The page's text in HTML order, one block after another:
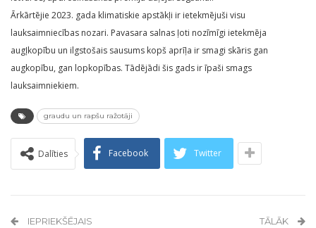
Ārkārtējie 2023. gada klimatiskie apstākļi ir ietekmējuši visu
lauksaimniecības nozari. Pavasara salnas ļoti nozīmīgi ietekmēja
augļkopību un ilgstošais sausums kopš aprīļa ir smagi skāris gan
augkopību, gan lopkopības. Tādējādi šis gads ir īpaši smags
lauksaimniekiem.
graudu un rapšu ražotāji
Dalīties Facebook Twitter
IEPRIEKŠĒJAIS TĀLĀK